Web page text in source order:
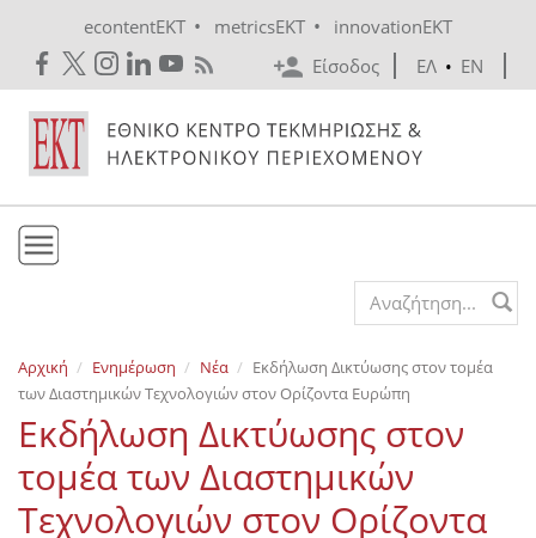
econtentEKT • metricsEKT •
innovationEKT
Είσοδος
ΕΛ • EN
Εκδόσεις
Επικοινωνία
Search form
Αρχική Ενημέρωση Νέα
Εκδήλωση Δικτύωσης στον τομέα
των Διαστημικών Τεχνολογιών στον Ορίζοντα Ευρώπη
Εκδήλωση Δικτύωσης στον
τομέα των Διαστημικών
Τεχνολογιών στον Ορίζοντα